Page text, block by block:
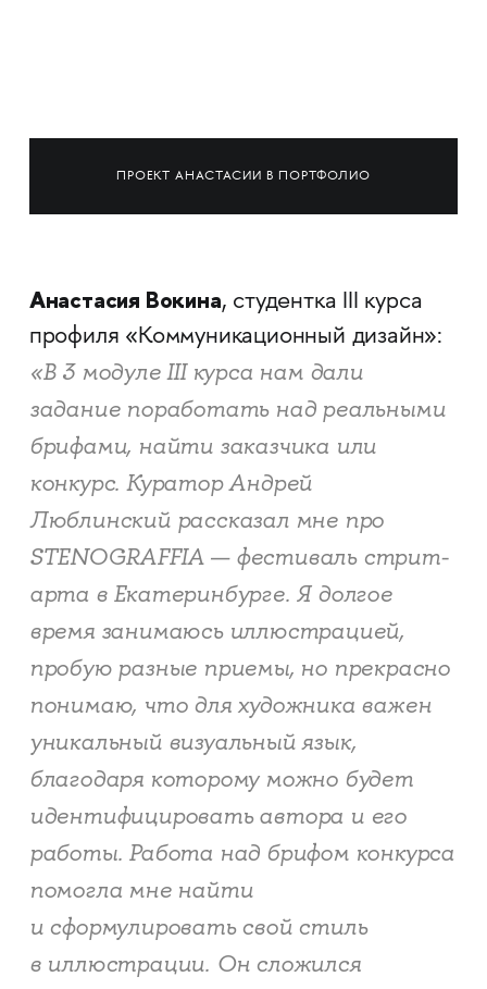
ПРОЕКТ АНАСТАСИИ В ПОРТФОЛИО
Анастасия Вокина, студентка III курса
профиля «Коммуникационный дизайн»:
«В 3 модуле III курса нам дали
задание поработать над реальными
брифами, найти заказчика или
конкурс. Куратор Андрей
Люблинский рассказал мне про
STENOGRAFFIA​​​​​​​ — фестиваль стрит-
арта в Екатеринбурге. Я долгое
время занимаюсь иллюстрацией,
пробую разные приемы, но прекрасно
понимаю, что для художника важен
уникальный визуальный язык,
благодаря которому можно будет
идентифицировать автора и его
работы. Работа над брифом конкурса
помогла мне найти
и сформулировать свой стиль
в иллюстрации. Он сложился